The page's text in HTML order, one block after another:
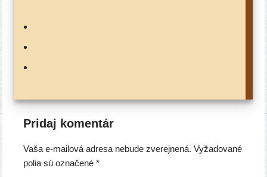
Pridaj komentár
Vaša e-mailová adresa nebude zverejnená. Vyžadované
polia sú označené*